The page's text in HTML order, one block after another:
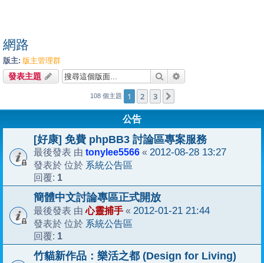
網路
版主: 版主管理群
發表主題 搜尋
108 個主題 1 2 3
公告
[好康] 免費 phpBB3 討論區專案服務
最後發表 由 tonylee5566 « 2012-08-28 13:27
發表於 位於 系統公告區
回覆: 1
簡體中文討論專區正式開放
最後發表 由心靈捕手 « 2012-01-21 21:44
發表於 位於 系統公告區
回覆: 1
竹貓新作品：樂活之都 (Design for Living)